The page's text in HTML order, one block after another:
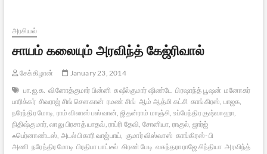
அரசியல்
சாயம் கலையும் அரவிந்த் கேஜ்ரிவால்
சேக்கிழான்
January 23, 2014
பா.ஜ.க. வினோத்குமார் பின்னி சுஷீல்குமார் ஷிண்டே பிரஷாந்த் பூஷன் மனோகர்
பாரிக்கர் சிவராஜ் சிங் சௌகான் ரமண் சிங் ஆம் ஆத்மி கட்சி காங்கிரஸ், பாஜக,
நரேந்திர மோடி, ராம் விலாஸ் பஸ்வான், ஜிதன்ராம் மாஞ்சி, உப்பேந்திர குஷ்வாஹா,
நிதிஷ்குமார், லாலு பிரசாத் யாதவ், ராப்ரி தேவி, சோனியா, ராகுல், ஜார்ஜ்
ஃபெர்னாண்டஸ், அடல் பிகாரி வாஜ்பாய், குமார் விஸ்வாஸ் காங்கிரஸ்- பி
அணி நரேந்திர மோடி பிரதிபா பாட்டீல் கிரண் பேடி வசுந்தரா ராஜே சிந்தியா அரவிந்த்